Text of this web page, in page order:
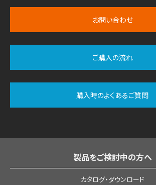
お問い合わせ
ご購入の流れ
購入時のよくあるご質問
製品をご検討中の方へ
カタログ・ダウンロード